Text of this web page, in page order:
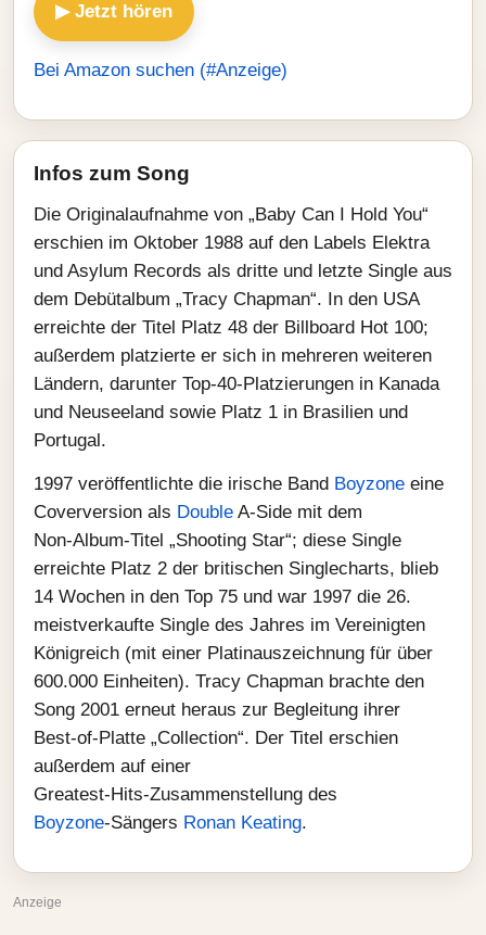
▶ Jetzt hören
Bei Amazon suchen (#Anzeige)
Infos zum Song
Die Originalaufnahme von „Baby Can I Hold You“
erschien im Oktober 1988 auf den Labels Elektra
und Asylum Records als dritte und letzte Single aus
dem Debütalbum „Tracy Chapman“. In den USA
erreichte der Titel Platz 48 der Billboard Hot 100;
außerdem platzierte er sich in mehreren weiteren
Ländern, darunter Top‑40‑Platzierungen in Kanada
und Neuseeland sowie Platz 1 in Brasilien und
Portugal.
1997 veröffentlichte die irische Band Boyzone eine
Coverversion als Double A‑Side mit dem
Non‑Album‑Titel „Shooting Star“; diese Single
erreichte Platz 2 der britischen Singlecharts, blieb
14 Wochen in den Top 75 und war 1997 die 26.
meistverkaufte Single des Jahres im Vereinigten
Königreich (mit einer Platinauszeichnung für über
600.000 Einheiten). Tracy Chapman brachte den
Song 2001 erneut heraus zur Begleitung ihrer
Best‑of‑Platte „Collection“. Der Titel erschien
außerdem auf einer
Greatest‑Hits‑Zusammenstellung des
Boyzone‑Sängers Ronan Keating.
Anzeige